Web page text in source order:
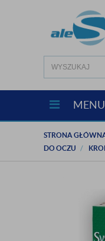
MENU
STRONA
DO OCZU